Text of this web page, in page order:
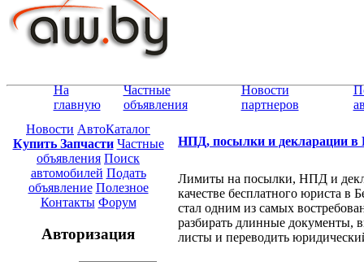
На
главную
Частные
объявления
Новости
партнеров
Новости АвтоКаталог
Купить Запчасти Частные
объявления Поиск
автомобилей Подать
объявление Полезное
Контакты Форум
Авторизация
НПД, посылки и декларации в
Лимиты на посылки, НПД и
качестве бесплатного юриста в
стал одним из самых
разбирать длинные документы,
листы и переводить